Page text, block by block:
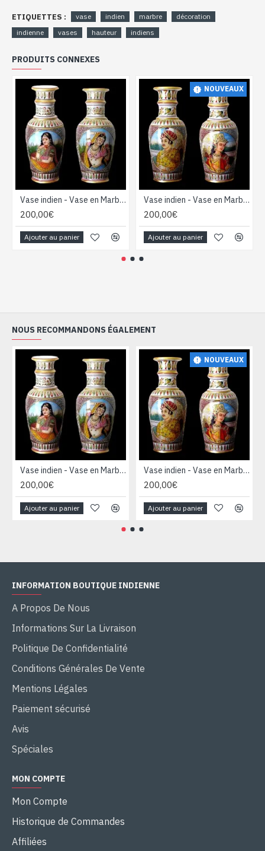
ETIQUETTES : vase indien marbre
décoration
indienne
vases hauteur indiens
PRODUITS CONNEXES
Vase indien - Vase en Marbre indien - Décoration indienne
200,00€
Ajouter au panier
NOUVEAUX
Vase indien - Vase en Marbre indien - Décoration indienne
200,00€
Ajouter au panier
NOUS RECOMMANDONS ÉGALEMENT
Vase indien - Vase en Marbre indien - Décoration indienne
200,00€
Ajouter au panier
NOUVEAUX
Vase indien - Vase en Marbre indien - Décoration indienne
200,00€
Ajouter au panier
INFORMATION BOUTIQUE INDIENNE
A Propos De Nous
Informations Sur La Livraison
Politique De Confidentialité
Conditions Générales De Vente
Mentions Légales
Paiement sécurisé
Avis
Spéciales
MON COMPTE
Mon Compte
Historique de Commandes
Affiliées